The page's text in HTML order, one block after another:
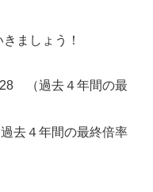
ましょう！
（過去４年間の最
去４年間の最終倍率